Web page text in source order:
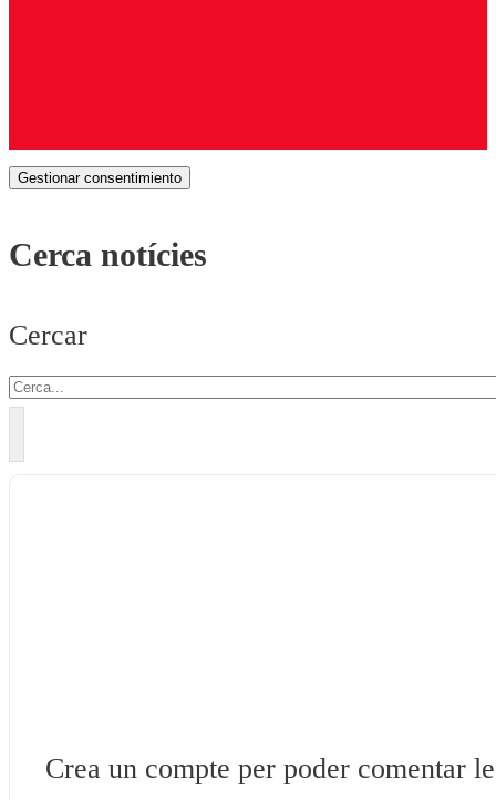
Gestionar consentimiento
Cerca notícies
Cercar
Crea un compte per poder comentar